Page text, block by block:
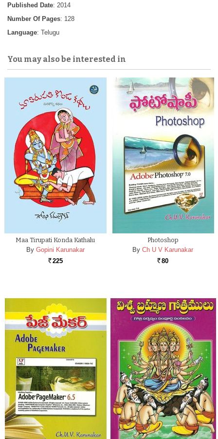
Published Date: 2014
Number Of Pages: 128
Language: Telugu
You may also be interested in
Maa Tirupati Konda Kathalu
By Gopini Karunakar
Rs. 225
Photoshop
By Ch U V Karunakar
Rs. 80